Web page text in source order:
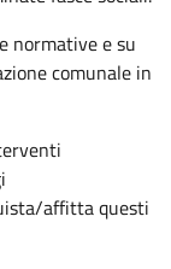
normative e su
comunale in
affitta questi